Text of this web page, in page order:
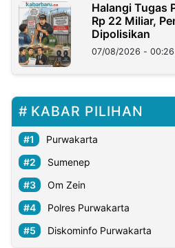
Halangi Tugas
Rp 22 Miliar,
Dipolisikan
07/08/2026 - 00:26
KABAR PILIHAN
Purwakarta
Sumenep
Om Zein
Polres Purwakarta
Diskominfo Purwakarta